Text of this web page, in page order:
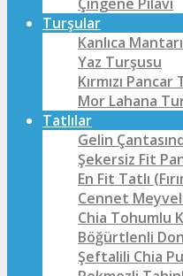
Turşular
Kanlıca
Yaz Turşusu
Kırmızı
Mor Lahana
Tatlılar
Gelin
Şekersiz Fit
En Fit Tatlı
Cennet
Chia Tohumlu
Böğürtlenli
Şeftalili Chia